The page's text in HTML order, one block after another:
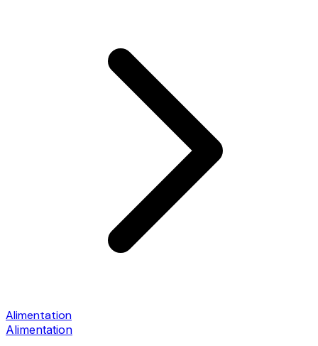
Alimentation
Alimentation